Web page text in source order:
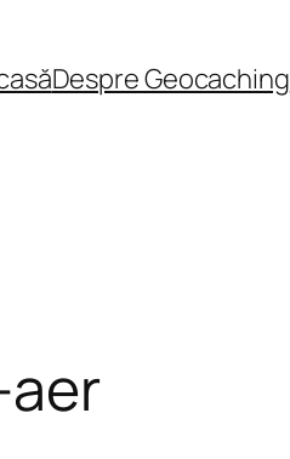
Despre Geocaching